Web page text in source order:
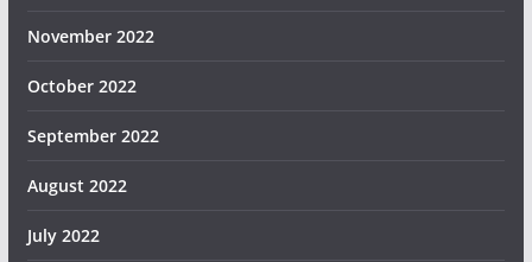
November 2022
October 2022
September 2022
August 2022
July 2022